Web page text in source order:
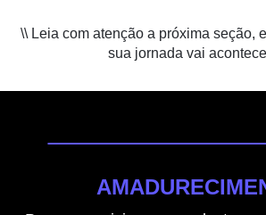
\\ Leia com atenção a próxima seção,
sua jornada vai